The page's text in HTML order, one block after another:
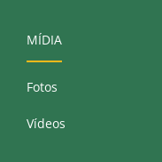
MÍDIA
Fotos
Vídeos